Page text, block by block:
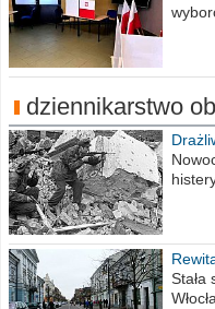
dziennikarstwo
Stała